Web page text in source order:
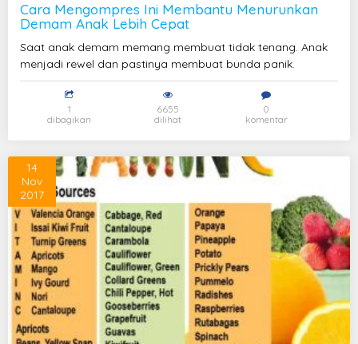
Cara Mengompres Ini Membantu Menurunkan
Demam Anak Lebih Cepat
Saat anak demam memang membuat tidak tenang. Anak
menjadi rewel dan pastinya membuat bunda panik.
1
dibagikan
6655
dilihat
0
komentar
14
Nov
2017